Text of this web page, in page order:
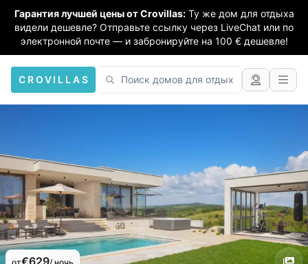
Гарантия лучшей цены от Crovillas: Ту же дом для отдыха
видели дешевле? Отправьте ссылку через LiveChat или по
электронной почте — и забронируйте на 100 € дешевле!
CROVILLAS
€629